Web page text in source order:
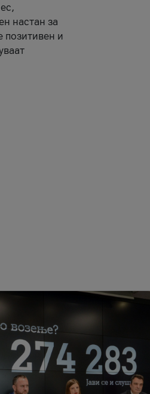
настан за
позитивен и